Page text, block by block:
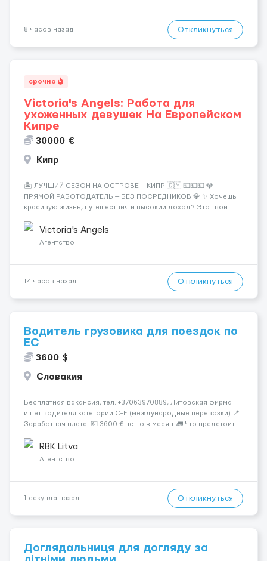
8 часов назад Откликнуться
срочно
Victoria's Angels: Работа для
ухоженных девушек На Европейском
Кипре
30000 €
Кипр
🏝️ ЛУЧШИЙ СЕЗОН НА ОСТРОВЕ — КИПР 🇨🇾 💶💶💶 💎
ПРЯМОЙ РАБОТОДАТЕЛЬ — БЕЗ ПОСРЕДНИКОВ 💎 ✨ Хочешь
красивую жизнь, путешествия и высокий доход? Это твой
Опытная команда с годами практики — Стабильный поток
клиентов (без ...
Victoria's Angels
Агентство
14 часов назад Откликнуться
Водитель грузовика для поездок по
ЕС
3600 $
Словакия
Бесплатная вакансия, тел. +37063970889, Литовская фирма
ищет водителя категории C+E (международные перевозки) 📍
Заработная плата: 💶 3600 € нетто в месяц 🚛 Что предстоит
рефрижераторах. В среднем 400–500 км в день. Погрузки и
разгрузки...
RBK Litva
Агентство
1 секунда назад Откликнуться
Доглядальниця для догляду за